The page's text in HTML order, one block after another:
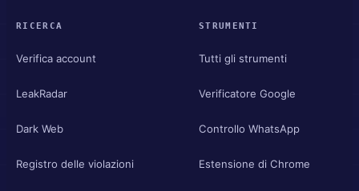
RICERCA
Verifica account
LeakRadar
Dark Web
Registro delle violazioni
STRUMENTI
Tutti gli strumenti
Verificatore Google
Controllo WhatsApp
Estensione di Chrome